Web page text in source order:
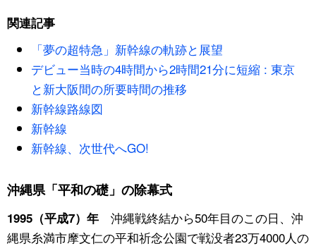
関連記事
「夢の超特急」新幹線の軌跡と展望
デビュー当時の4時間から2時間21分に短縮 : 東京
と新大阪間の所要時間の推移
新幹線路線図
新幹線
新幹線、次世代へGO!
沖縄県「平和の礎」の除幕式
1995（平成7）年沖縄戦終結から50年目のこの日、沖
縄県糸満市摩文仁の平和祈念公園で戦没者23万4000人の